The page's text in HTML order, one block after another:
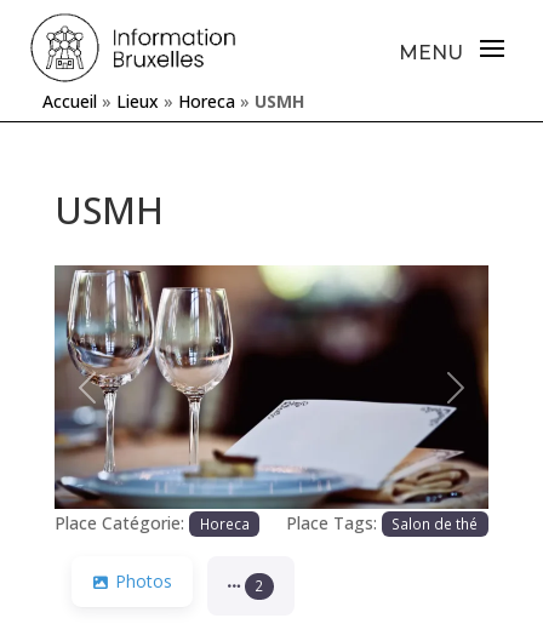
Accueil » Lieux » Horeca » USMH
USMH
Précédente Prochaine
Place Catégorie: Horeca Place Tags: Salon de thé
Photos 2